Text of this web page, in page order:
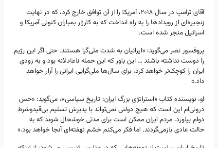
آقای ترامپ در سال ۲۰۱۸، آمریکا را از آن توافق خارج کرد، که در نهایت
زنجیره‌ای از رویدادها را به راه انداخت که به کارزار بمباران کنونی آمریکا و
اسرائیل منجر شده است.
پروفسور نصر می‌گوید: «ایرانیان به شدت ملی‌گرا هستند. حتی اگر این رژیم
را دوست نداشته باشند … این باور که این حمله ناعادلانه بود و به زودی
ایران را کوچک‌تر خواهد کرد، برای سال‌ها ملی‌گرایی ایرانی را آزار خواهد
داد.»
او، نویسنده کتاب «استراتژی بزرگ ایران: تاریخ سیاسی»، می‌گوید: «حس
درونی‌ام این است که هیچ دولتی نمی‌تواند با پذیرش تسلیم بی‌قیدوشرط
دوام بیاورد. مردم ایران ممکن است برای مدتی خوشحال شوند که به
حالت عادی بازمی‌گردند. اما فکر می‌کنم خشم نهفته‌ای آنجا خواهد بود.»